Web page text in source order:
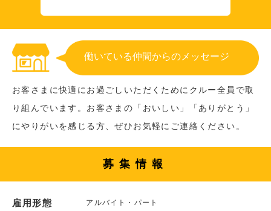
働いている仲間からのメッセージ
お客さまに快適にお過ごしいただくためにクルー全員で取
り組んでいます。お客さまの「おいしい」「ありがとう」
にやりがいを感じる方、ぜひお気軽にご連絡ください。
募集情報
雇用形態 アルバイト・パート